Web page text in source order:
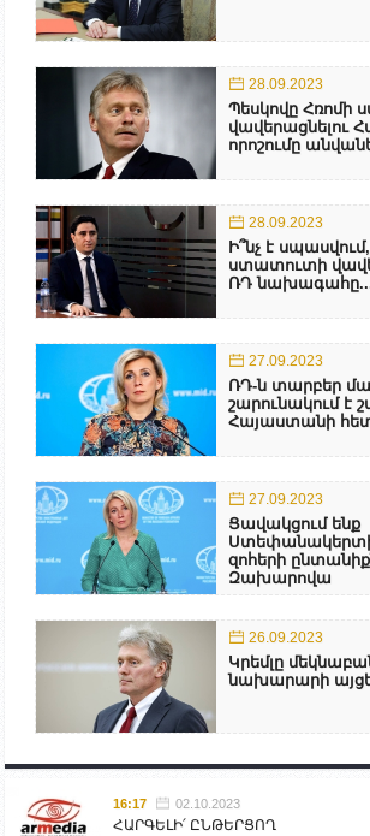
28.09.2023
Պեսկովը Հռոմի
վավերացնելու
որոշումը
28.09.2023
Ի՞նչ է
ստատուտի
ՌԴ
27.09.2023
ՌԴ-ն տարբեր
շարունակում է
Հայաստանի
27.09.2023
Ցավակցում ենք
Ստեփանակերտի
զոհերի
Զախարովա
26.09.2023
Կրեմլը
նախարարի
16:17 02.10.2023
ՀԱՐԳԵԼԻ՛ ԸՆԹԵՐՑՈՂ